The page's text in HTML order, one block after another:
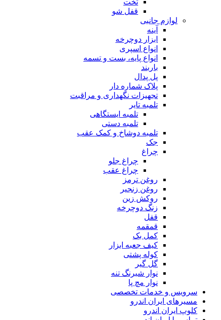
تخت
قفل شو
لوازم جانبی
آینه
ابزار دوچرخه
انواع اسپری
انواع پایه، بست و تسمه
باربند
پل پدال
پلاک شماره دار
تجهیزات نگهداری و مراقبت
تلمبه تایر
تلمبه ایستگاهی
تلمبه دستی
تلمبه دوشاخ و کمک عقب
جک
چراغ
چراغ جلو
چراغ عقب
روغن ترمز
روغن زنجیر
روکش زین
زنگ دوچرخه
قفل
قمقمه
کمل بک
کیف جعبه ابزار
کوله پشتی
گل گیر
نوار شبرنگ تنه
نوار مچ پا
سرویس و خدمات تخصصی
مسیرهای ایران اندرو
کلوپ ایران اندرو